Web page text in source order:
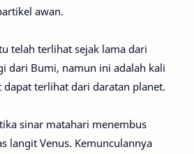
awan.
telah terlihat sejak lama dari
dari Bumi, namun ini adalah kali
dapat terlihat dari daratan planet.
sinar matahari menembus
langit Venus. Kemunculannya